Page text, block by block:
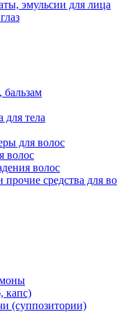
эмульсии для лица
бальзам
для тела
для волос
волос
волос
средства для
капс)
(суппозитории)